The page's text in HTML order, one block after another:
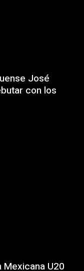
José
con los
U20